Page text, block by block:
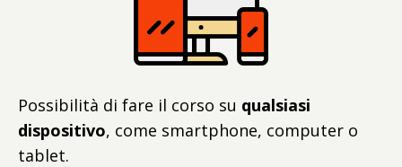
Possibilità di fare il corso su qualsiasi
dispositivo, come smartphone, computer o
tablet.